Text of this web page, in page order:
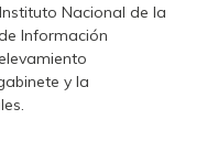
Nacional de la
Información
y la